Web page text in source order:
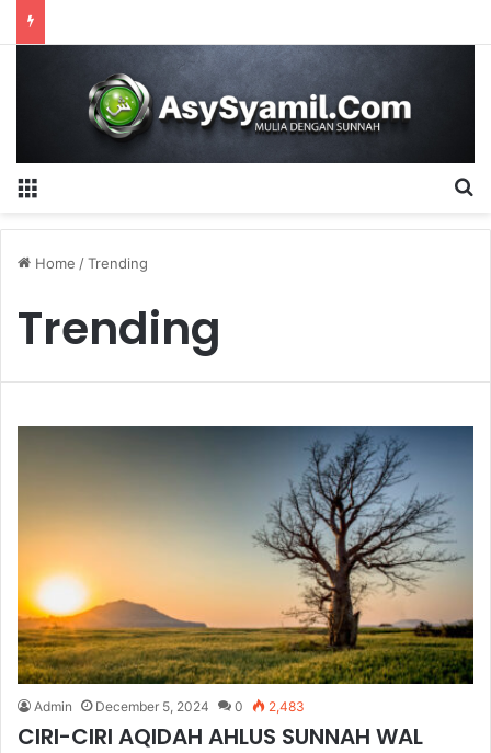
Home /Trending
Trending
Admin December 5, 2024 0 2,483
CIRI-CIRI AQIDAH AHLUS SUNNAH WAL